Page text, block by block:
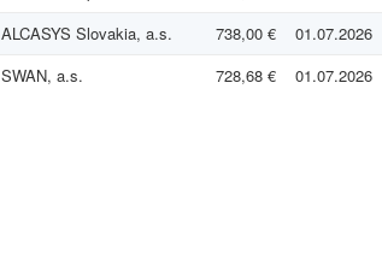
ALCASYS Slovakia, a.s. 738,00 € 01.07.2026
SWAN, a.s. 728,68 € 01.07.2026